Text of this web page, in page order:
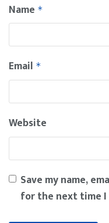
Name *
Email *
Website
Save my name,
for the next time I